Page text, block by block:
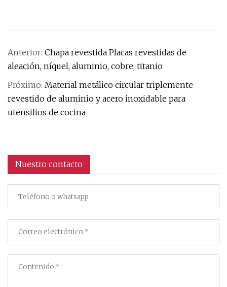
Anterior: Chapa revestida Placas revestidas de
aleación, níquel, aluminio, cobre, titanio
Próximo: Material metálico circular triplemente
revestido de aluminio y acero inoxidable para
utensilios de cocina
Nuestro contacto